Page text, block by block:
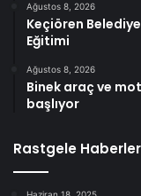
Ağustos 8, 2026
Keçiören
Eğitimi
Ağustos 8, 2026
Binek araç ve
başlıyor
Rastgele Haberler